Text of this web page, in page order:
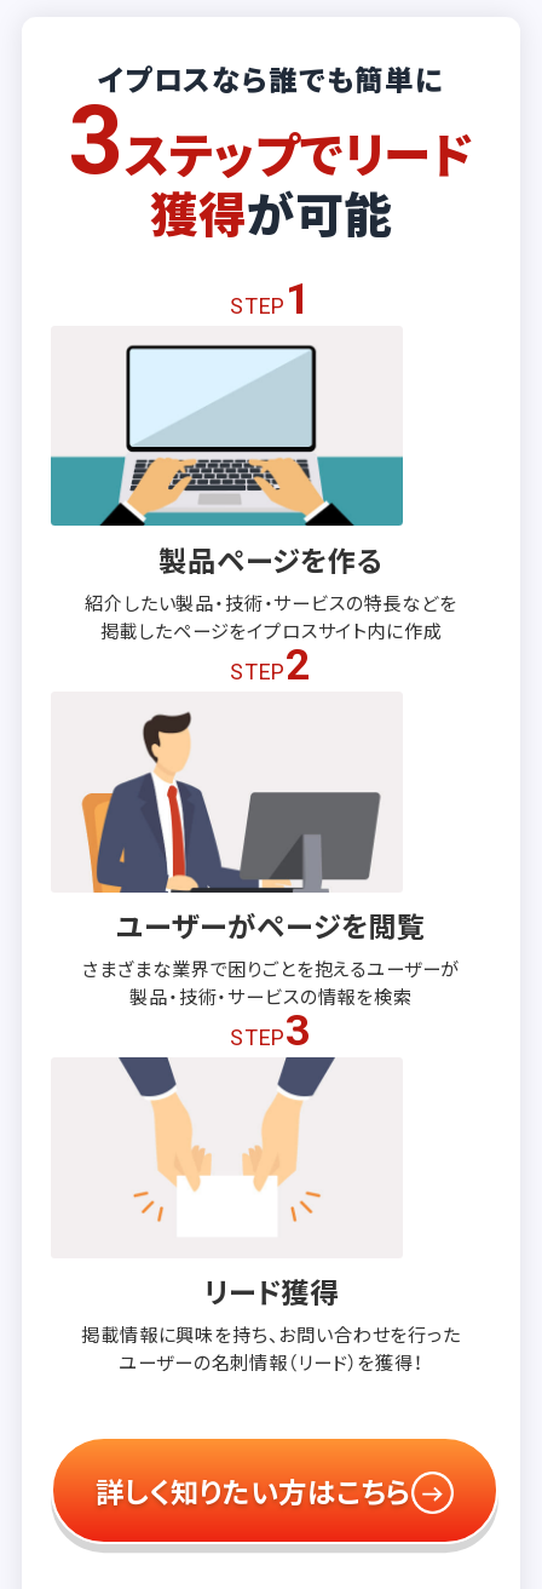
イプロスなら誰でも簡単に
3ステップでリード
獲得が可能
STEP 1
製品ページを作る
紹介したい製品・技術・サービスの特長などを
掲載したページをイプロスサイト内に作成
STEP2
ユーザーがページを閲覧
さまざまな業界で困りごとを抱えるユーザーが
製品・技術・サービスの情報を検索
STEP3
リード獲得
掲載情報に興味を持ち、 お問い合わせを行った
ユーザーの名刺情報（リード）を獲得！
詳しく知りたい方はこちら